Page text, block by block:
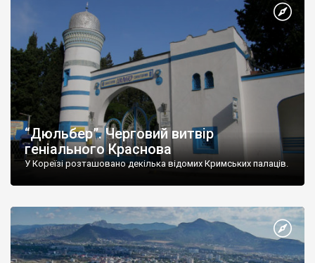
“Дюльбер”. Черговий витвір
геніального Краснова
У Кореїзі розташовано декілька відомих Кримських палаців.